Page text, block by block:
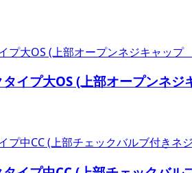
イプ大OS (上部オープンネ